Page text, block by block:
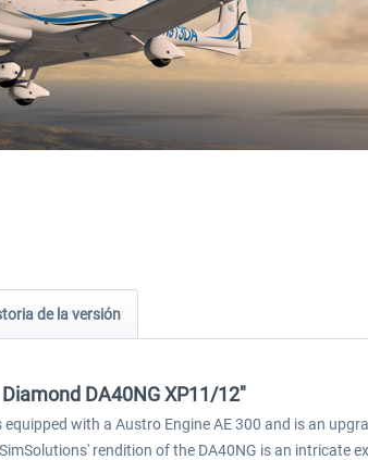
de la versión
DA40NG XP11/12"
with a Austro Engine AE 300 and is an
rendition of the DA40NG is an intricate